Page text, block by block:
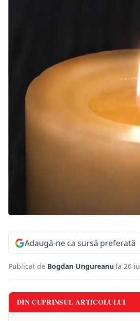
Adaugă-ne ca sursă preferată
Publicat de Bogdan Ungureanu la 26
DIN CUPRINSUL ARTICOLULUI